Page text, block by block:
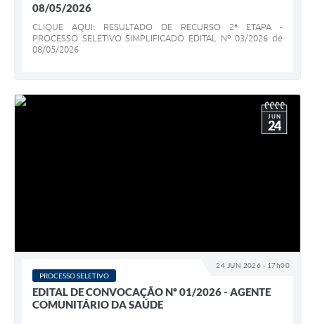
08/05/2026
CLIQUE AQUI: RESULTADO DE RECURSO 2ª ETAPA -
PROCESSO SELETIVO SIMPLIFICADO EDITAL Nº 03/2026 de
08/05/2026
24 JUN 2026 - 17h00
JUN
24
PROCESSO SELETIVO
EDITAL DE CONVOCAÇÃO Nº 01/2026 - AGENTE
COMUNITÁRIO DA SAÚDE